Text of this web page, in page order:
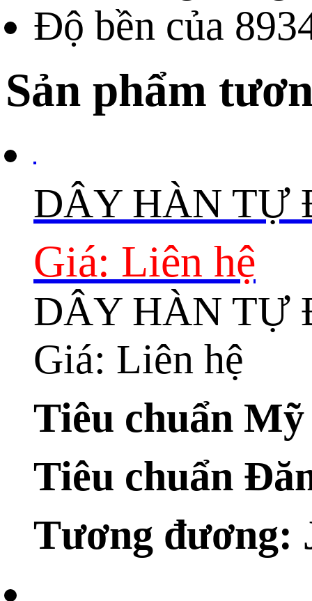
Độ bền của
Sản phẩm
DÂY HÀN TỰ
Giá: Liên hệ
DÂY HÀN TỰ
Giá: Liên hệ
Tiêu chuẩn Mỹ
Tiêu chuẩn
Tương đương: